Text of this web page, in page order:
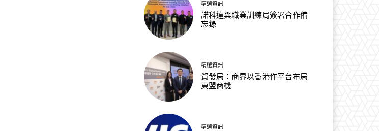
精選資訊
諾科達與職業訓練局簽署合作備
忘錄
精選資訊
貿發局：商界以香港作平台布局
東盟商機
精選資訊